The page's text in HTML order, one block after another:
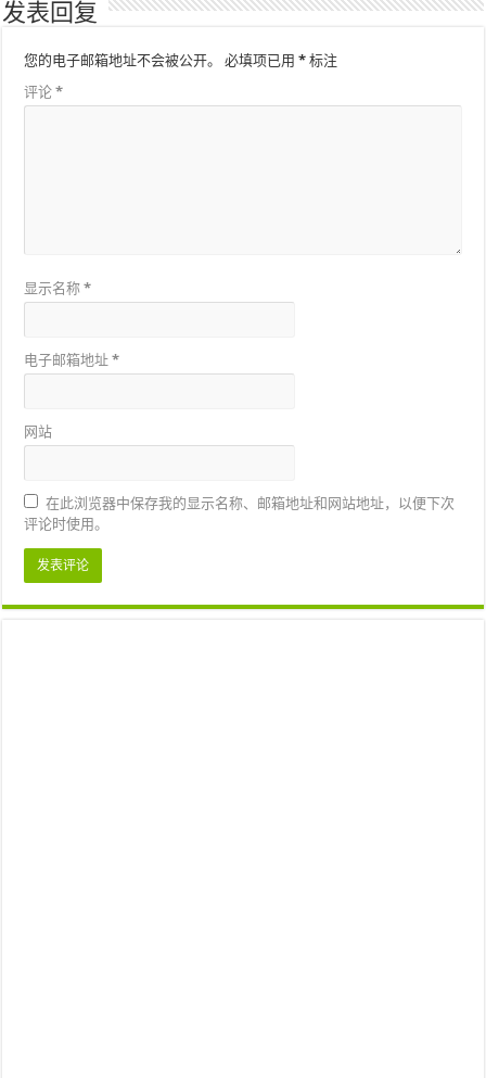
发表回复
您的电子邮箱地址不会被公开。 必填项已用* 标注
评论*
显示名称*
电子邮箱地址*
网站
在此浏览器中保存我的显示名称、邮箱地址和网站地址，以便下次
评论时使用。